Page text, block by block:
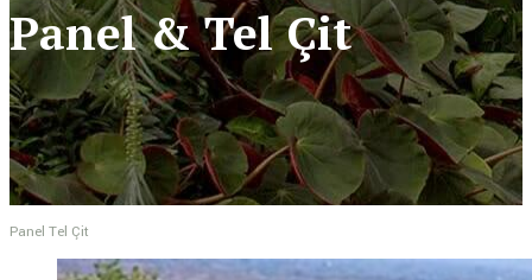
Panel & Tel Çit
Panel Tel Çit